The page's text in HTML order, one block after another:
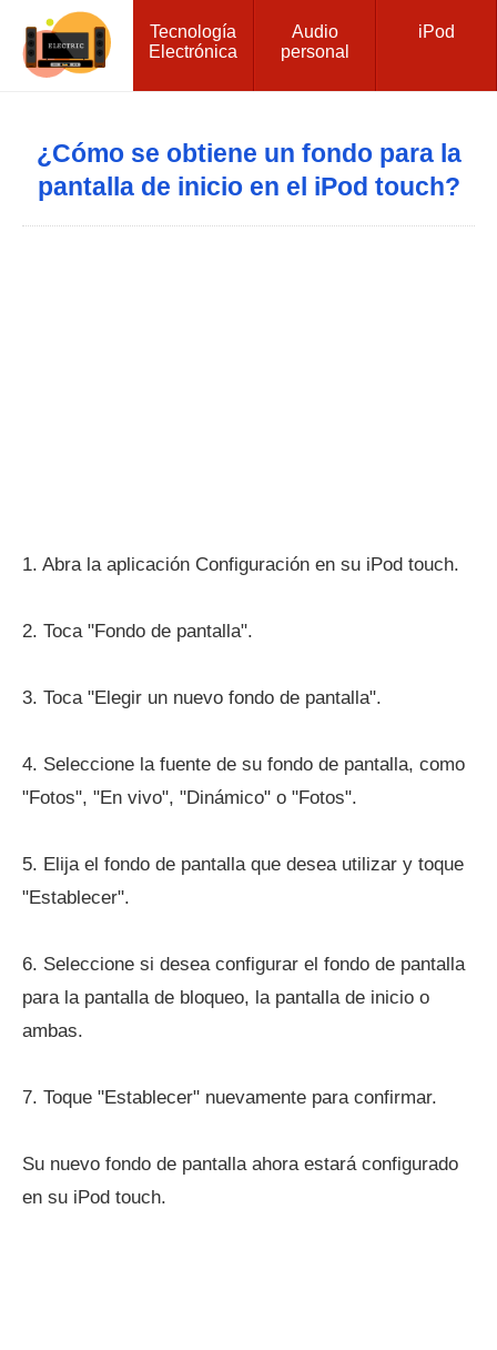
Tecnología
Electrónica
Audio
personal
iPod
¿Cómo se obtiene un fondo para la
pantalla de inicio en el iPod touch?
1. Abra la aplicación Configuración en su iPod touch.
2. Toca "Fondo de pantalla".
3. Toca "Elegir un nuevo fondo de pantalla".
4. Seleccione la fuente de su fondo de pantalla, como
"Fotos", "En vivo", "Dinámico" o "Fotos".
5. Elija el fondo de pantalla que desea utilizar y toque
"Establecer".
6. Seleccione si desea configurar el fondo de pantalla
para la pantalla de bloqueo, la pantalla de inicio o
ambas.
7. Toque "Establecer" nuevamente para confirmar.
Su nuevo fondo de pantalla ahora estará configurado
en su iPod touch.